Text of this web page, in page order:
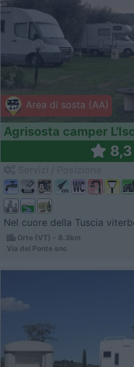
Area di sosta (AA)
Agrisosta camper
8,3
Nel cuore della Tuscia
Orte (VT) - 8.3km
Via del Ponte snc